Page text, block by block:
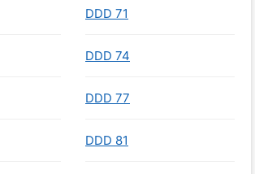
DDD 71
DDD 74
DDD 77
DDD 81